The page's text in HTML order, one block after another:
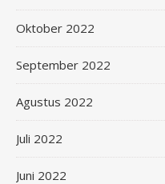
Oktober 2022
September 2022
Agustus 2022
Juli 2022
Juni 2022